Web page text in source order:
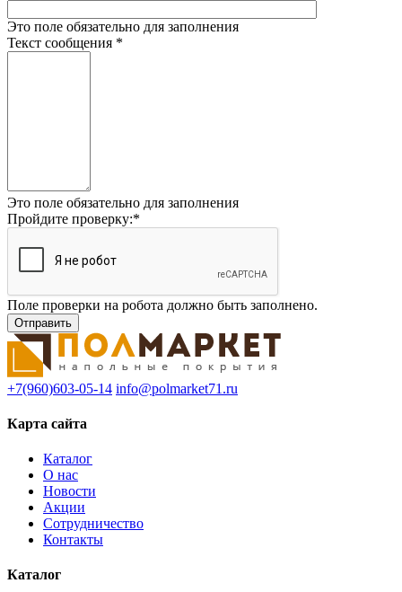
Это поле обязательно для заполнения
Текст сообщения *
Это поле обязательно для заполнения
Пройдите проверку:*
Поле проверки на робота должно быть заполнено.
+7(960)603-05-14 info@polmarket71.ru
Карта сайта
Каталог
О нас
Новости
Акции
Сотрудничество
Контакты
Каталог